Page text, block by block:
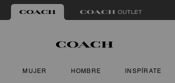
MUJER HOMBRE INSPÍRATE